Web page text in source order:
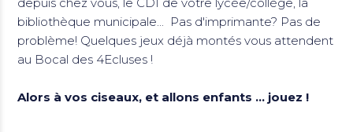
depuis chez vous, le CDI de votre lycée/collège, la
bibliothèque municipale... Pas d'imprimante? Pas de
problème! Quelques jeux déjà montés vous attendent
au Bocal des 4Ecluses !
Alors à vos ciseaux, et allons enfants ... jouez !